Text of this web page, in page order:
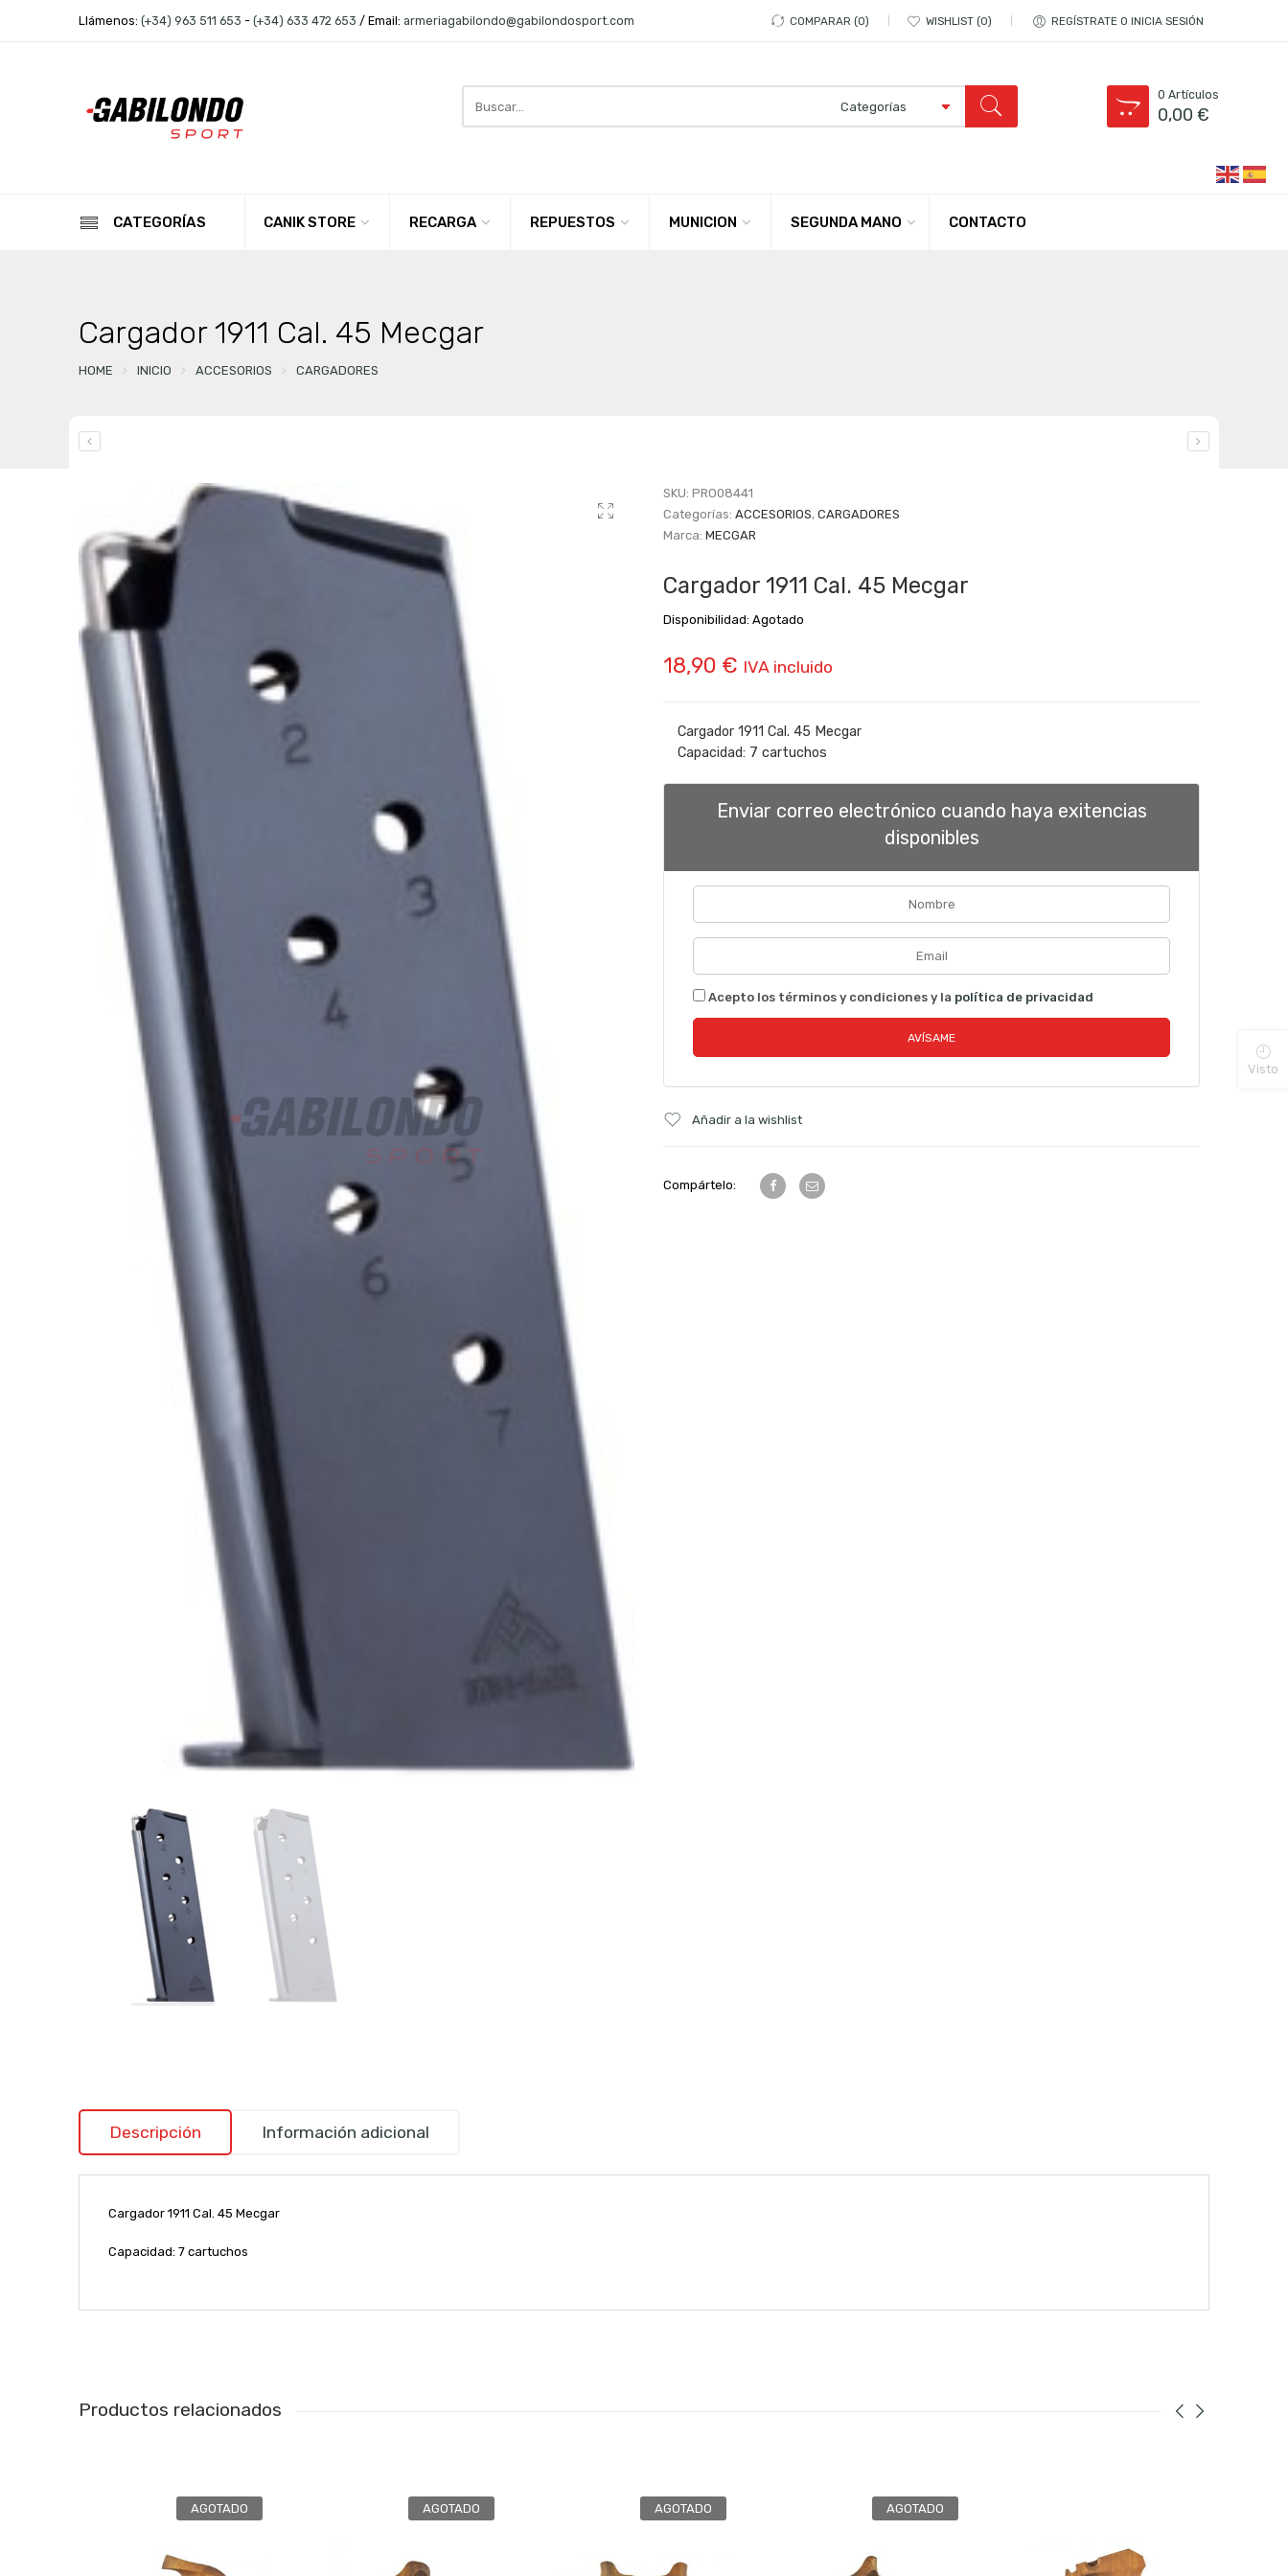
Llámenos: (+34) 963 511 653 - (+34) 633 472 653 / Email: armeriagabilondo@gabilondosport.com COMPARAR 0 WISHLIST 0 REGÍSTRATE O INICIA SESIÓN
here
0 Artículos
0,00€
CATEGORÍAS CANIK STORE RECARGA REPUESTOS MUNICION SEGUNDA MANO CONTACTO
Cargador 1911 Cal. 45 Mecgar
HOME INICIO ACCESORIOS CARGADORES
SKU: PRO08441
Categorías: ACCESORIOS, CARGADORES
Marca: MECGAR
Cargador 1911 Cal. 45 Mecgar
Disponibilidad: Agotado
18,90 € IVA incluido
Cargador 1911 Cal. 45 Mecgar
Capacidad: 7 cartuchos
Enviar correo electrónico cuando haya exitencias
disponibles
Acepto los términos y condiciones y la política de privacidad
Añadir a la wishlist
Compártelo:
Descripción Información adicional
Cargador 1911 Cal. 45 Mecgar
Capacidad: 7 cartuchos
Productos relacionados
AGOTADO AGOTADO AGOTADO AGOTADO
Visto